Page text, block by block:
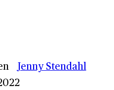
Jenny Stendahl